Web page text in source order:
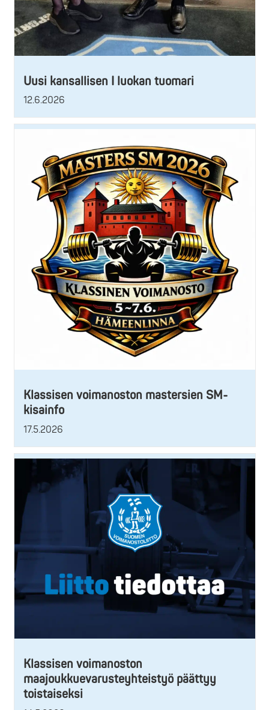
Uusi kansallisen I luokan tuomari
12.6.2026
Klassisen voimanoston mastersien SM-
kisainfo
17.5.2026
Klassisen voimanoston
maajoukkuevarusteyhteistyö päättyy
toistaiseksi